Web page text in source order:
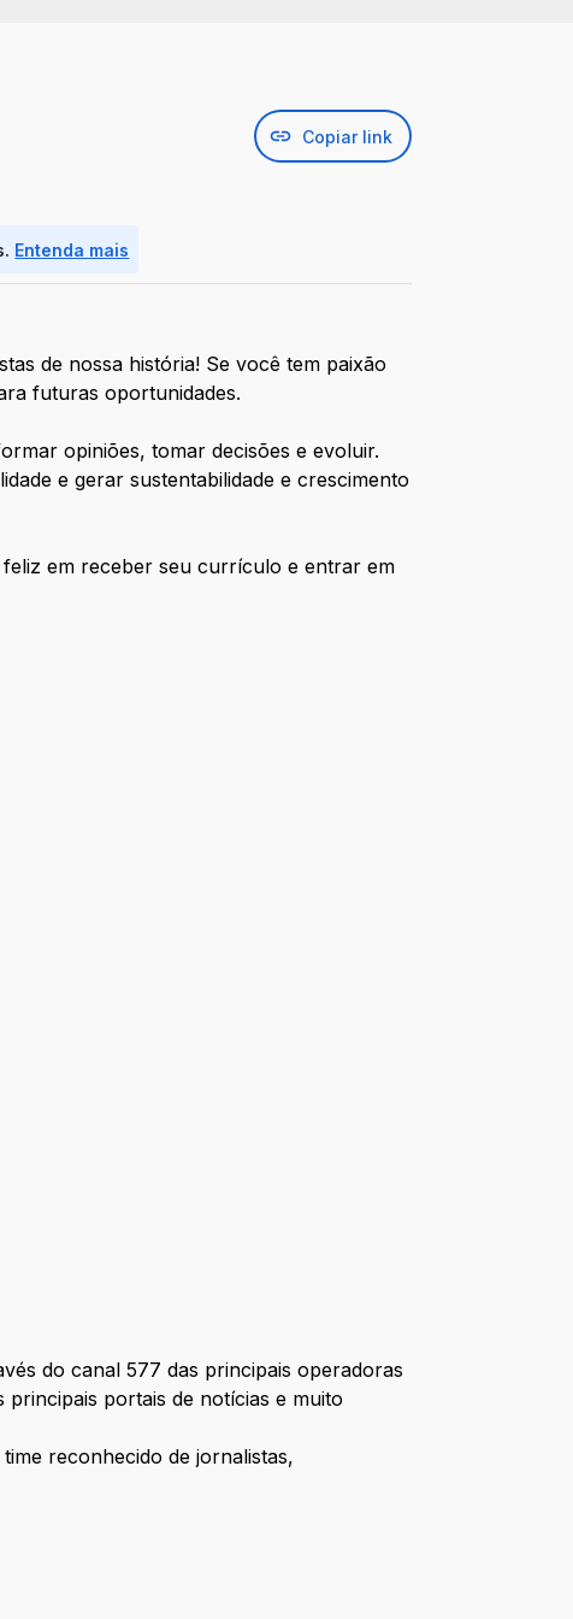
Copiar link
Entenda mais
de nossa história! Se você tem paixão
futuras oportunidades.
opiniões, tomar decisões e evoluir.
e gerar sustentabilidade e crescimento
em receber seu currículo e entrar em
do canal 577 das principais operadoras
portais de notícias e muito
reconhecido de jornalistas,